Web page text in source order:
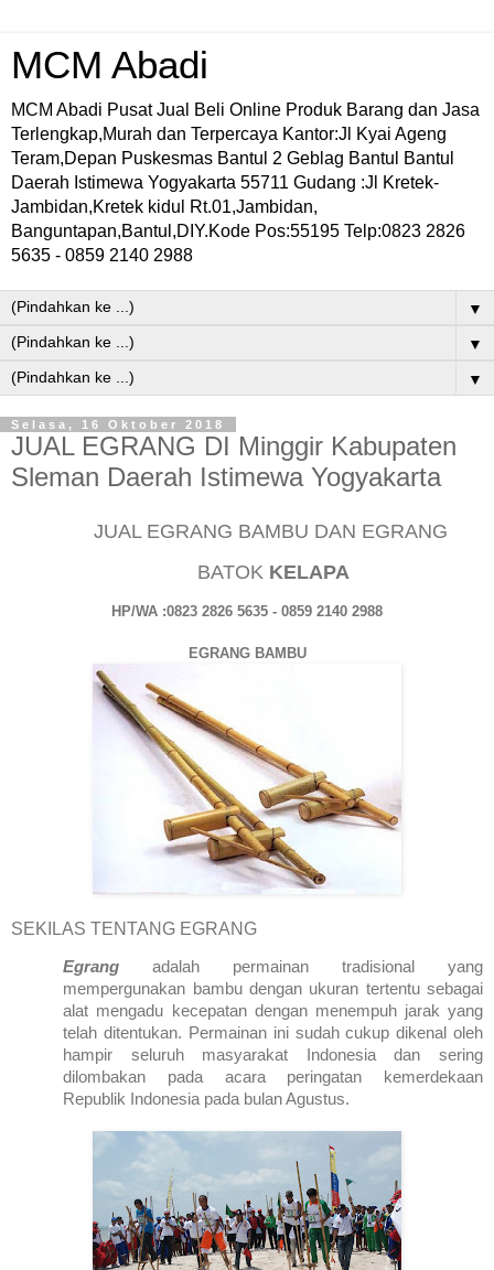
MCM Abadi
MCM Abadi Pusat Jual Beli Online Produk Barang dan Jasa
Terlengkap,Murah dan Terpercaya Kantor:Jl Kyai Ageng
Teram,Depan Puskesmas Bantul 2 Geblag Bantul Bantul
Daerah Istimewa Yogyakarta 55711 Gudang :Jl Kretek-
Jambidan,Kretek kidul Rt.01,Jambidan,
Banguntapan,Bantul,DIY.Kode Pos:55195 Telp:0823 2826
5635 - 0859 2140 2988
▼
▼
▼
Selasa, 16 Oktober 2018
JUAL EGRANG DI Minggir Kabupaten
Sleman Daerah Istimewa Yogyakarta
JUAL EGRANG BAMBU DAN EGRANG
BATOK KELAPA
HP/WA :0823 2826 5635 - 0859 2140 2988
EGRANG BAMBU
SEKILAS TENTANG EGRANG
Egrang adalah permainan tradisional yang
mempergunakan bambu dengan ukuran tertentu sebagai
alat mengadu kecepatan dengan menempuh jarak yang
telah ditentukan. Permainan ini sudah cukup dikenal oleh
hampir seluruh masyarakat Indonesiadan sering
dilombakan pada acara peringatan kemerdekaan
Republik Indonesia pada bulan Agustus.